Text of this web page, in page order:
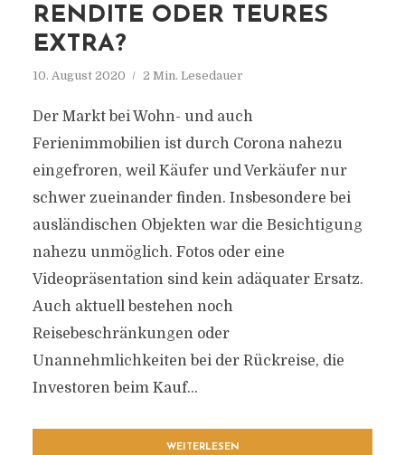
RENDITE ODER TEURES
EXTRA?
10. August 2020 2 Min. Lesedauer
Der Markt bei Wohn- und auch
Ferienimmobilien ist durch Corona nahezu
eingefroren, weil Käufer und Verkäufer nur
schwer zueinander finden. Insbesondere bei
ausländischen Objekten war die Besichtigung
nahezu unmöglich. Fotos oder eine
Videopräsentation sind kein adäquater Ersatz.
Auch aktuell bestehen noch
Reisebeschränkungen oder
Unannehmlichkeiten bei der Rückreise, die
Investoren beim Kauf...
WEITERLESEN